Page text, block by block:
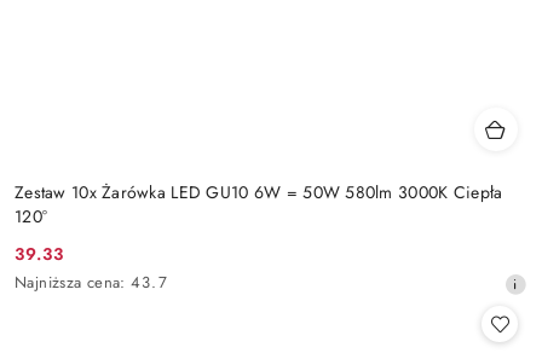
Zestaw 10x Żarówka LED GU10 6W = 50W 580lm 3000K Ciepła
120°
Cena
promocyjna:
39.33
Najniższa
Najniższa cena: 43.7